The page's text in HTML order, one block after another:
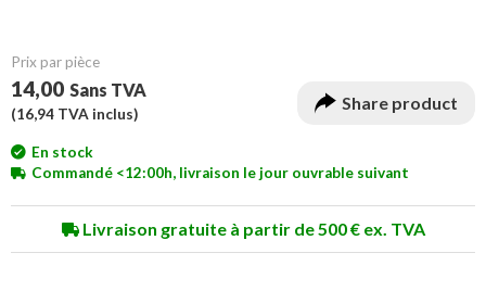
Prix ​​par pièce
14,00 Sans TVA
(16,94 TVA inclus)
Share product
En stock
Commandé <12:00h, livraison le jour ouvrable suivant
Livraison gratuite à partir de 500 € ex. TVA